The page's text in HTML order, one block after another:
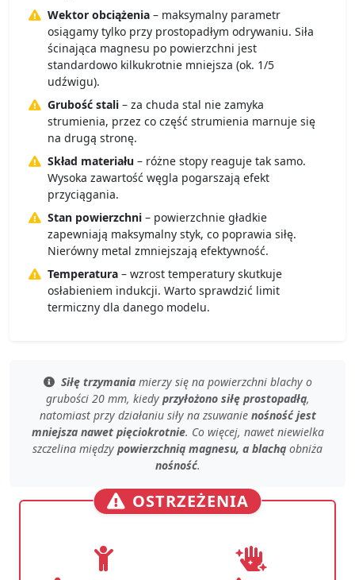
Wektor obciążenia – maksymalny parametr
osiągamy tylko przy prostopadłym odrywaniu. Siła
ścinająca magnesu po powierzchni jest
standardowo kilkukrotnie mniejsza (ok. 1/5
udźwigu).
Grubość stali – za chuda stal nie zamyka
strumienia, przez co część strumienia marnuje się
na drugą stronę.
Skład materiału – różne stopy reaguje tak samo.
Wysoka zawartość węgla pogarszają efekt
przyciągania.
Stan powierzchni – powierzchnie gładkie
zapewniają maksymalny styk, co poprawia siłę.
Nierówny metal zmniejszają efektywność.
Temperatura – wzrost temperatury skutkuje
osłabieniem indukcji. Warto sprawdzić limit
termiczny dla danego modelu.
Siłę trzymaniamierzy się na powierzchni blachyo
grubości 20 mm, kiedy przyłożono siłę prostopadłą,
natomiast przy działaniu siły na zsuwanie nośność jest
mniejsza nawet pięciokrotnie. Co więcej, nawet niewielka
szczelina między powierzchnią magnesu, a blachą obniża
nośność.
OSTRZEŻENIA